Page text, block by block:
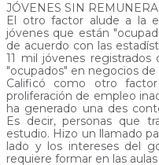
JÓVENES SIN
El otro factor alude a la
jóvenes que están
de acuerdo con las
11 mil jóvenes
"ocupados" en negocios de
Calificó como otro
proliferación de empleo
ha generado una des
Es decir, personas que
estudio. Hizo un llamado
lado y los intereses del
requiere formar en las aulas